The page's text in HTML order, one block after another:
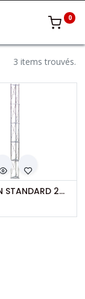
0
3 items trouvés.
TRONCON STANDARD 2M00